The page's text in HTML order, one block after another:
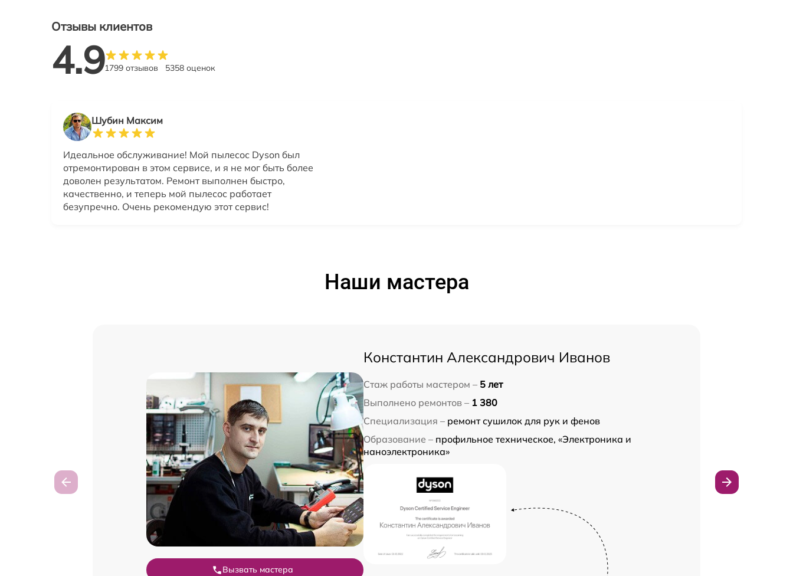
Отзывы клиентов
4.91799 отзывов 5358 оценок
Шубин Максим
Идеальное обслуживание! Мой пылесос Dyson был
отремонтирован в этом сервисе, и я не мог быть более
доволен результатом. Ремонт выполнен быстро,
качественно, и теперь мой пылесос работает
безупречно. Очень рекомендую этот сервис!
Наши мастера
Вызвать мастера
Константин Александрович Иванов
Стаж работы мастером – 5 лет
Выполнено ремонтов – 1 380
Специализация – ремонт сушилок для рук и фенов
Образование – профильное техническое, «Электроника и
наноэлектроника»